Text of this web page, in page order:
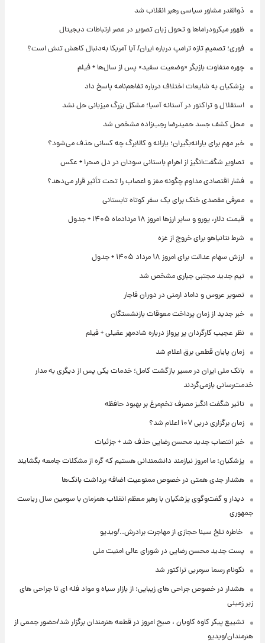
ذوالقدر مشاور سیاسی رهبر انقلاب شد
ظهور میکرودراماها و تحول زبان تصویر در عصر ارتباطات دیجیتال
فوری؛ تصمیم تازه ترامپ درباره ایران/ آیا آمریکا به‌دنبال کاهش تنش است؟
چهره متفاوت بازیگر «وضعیت سفید» پس از سال‌ها + فیلم
پزشکیان به شایعات اختلاف درباره تفاهم‌نامه پاسخ داد
استقلال و تراکتور در آستانه آسیا؛ مشکل بزرگ میزبانی حل نشد
محل کشف جسد حمیدرضا رجب‌زاده مشخص شد
خبر مهم برای یارانه‌بگیران؛ یارانه و کالابرگ چه کسانی حذف می‌شود؟
تصاویر شگفت‌انگیز از اهرام باستانی سودان در دل صحرا + عکس
فشار اقتصادی مداوم چگونه مغز و اعصاب را تحت تأثیر قرار می‌دهد؟
معرفی مقصدی خنک برای یک سفر کوتاه تابستانی
قیمت دلار، یورو و سایر ارزها امروز ۱۸ مردادماه ۱۴۰۵ + جدول
شرط نتانیاهو برای خروج از غزه
ارزش سهام عدالت برای امروز ۱۸ مرداد ۱۴۰۵ + جدول
تیم جدید مجتبی جباری مشخص شد
تصویر عروس و داماد ارمنی در دوران قاجار
خبر جدید از زمان پرداخت معوقات بازنشستگان
نظر عجیب کارگردان پر پرواز درباره شادمهر عقیلی + فیلم
زمان پایان قطعی برق اعلام شد
بانک ملی ایران در مسیر بازگشت کامل؛ خدمات یکی پس از دیگری به مدار
خدمت‌رسانی بازمی‌گردند
تاثیر شگفت انگیز مصرف تخم‌مرغ بر بهبود حافظه
زمان برگزاری دربی ۱۰۷ اعلام شد؟
خبر انتصاب جدید محسن رضایی حذف شد + جزئیات
پزشکیان: ما امروز نیازمند دانشمندانی هستیم که گره از مشکلات جامعه بگشایند
هشدار جدی همتی در خصوص ممنوعیت اضافه ‌برداشت بانک‌ها
دیدار و گفت‌وگوی پزشکیان با رهبر معظم انقلاب همزمان با سومین سال ریاست
جمهوری
⁨ خاطره تلخ سینا حجازی از مهاجرت برادرش../ویدیو
پست جدید محسن رضایی در شورای عالی امنیت ملی
نکونام رسما سرمربی تراکتور شد
هشدار در خصوص جراحی های زیبایی: از بازار سیاه و مواد فله ای تا جراحی های
زیر زمینی
تشییع پیکر کاوه کاویان ، صبح امروز در قطعه هنرمندان برگزار شد/حضور جمعی از
هنرمندان/ویدیو